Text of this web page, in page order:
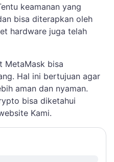
keamanan yang
bisa diterapkan oleh
hardware juga telah
MetaMask bisa
Hal ini bertujuan agar
aman dan nyaman.
bisa diketahui
Kami.